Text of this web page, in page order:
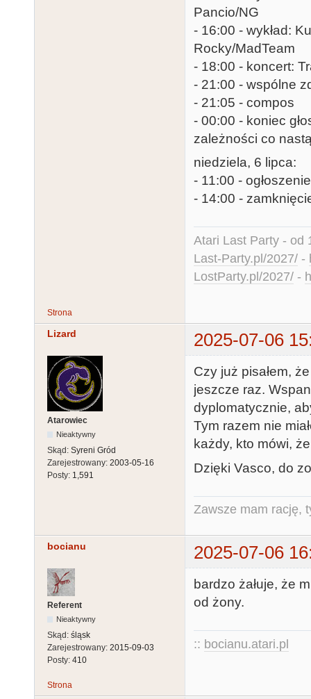
Pancio/NG
- 16:00 - wykład:
Rocky/MadTeam
- 18:00 - koncert:
- 21:00 - wspólne
- 21:05 - compos
- 00:00 - koniec
zależności co
niedziela, 6 lipca:
- 11:00 -
- 14:00 -
Atari Last Party - od
Last-Party.pl/2027/ -
LostParty.pl/2027/ -
Strona
Lizard 2025-07-06
Atarowiec
Nieaktywny
Skąd: Syreni Gród
Zarejestrowany: 2003-05-16
Posty: 1,591
Czy już pisałem,
jeszcze raz.
dyplomatycznie,
Tym razem nie
każdy, kto mówi,
Dzięki Vasco, do
Zawsze mam rację,
bocianu 2025-07-06
Referent
Nieaktywny
Skąd: śląsk
Zarejestrowany: 2015-09-03
Posty: 410
bardzo żałuje, że
od żony.
:: bocianu.atari.pl
Strona